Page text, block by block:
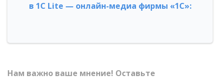
в 1С Lite — онлайн-медиа фирмы «1С»:
Нам важно ваше мнение! Оставьте